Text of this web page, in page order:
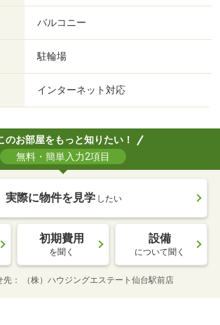
バルコニー
駐輪場
インターネット対応
のお部屋をもっと知りたい！
無料・簡単入力2項目
実際に物件を見学 したい
初期費用
を聞く
設備
について聞く
先 （株）ハウジングエステート仙台駅前店